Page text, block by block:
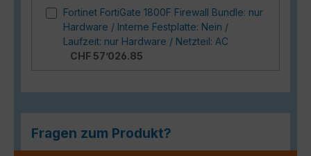
Fortinet FortiGate 1800F Firewall Bundle: nur
Hardware / Interne Festplatte: Nein /
Laufzeit: nur Hardware / Netzteil: AC
CHF 57’026.85
Fragen zum Produkt?